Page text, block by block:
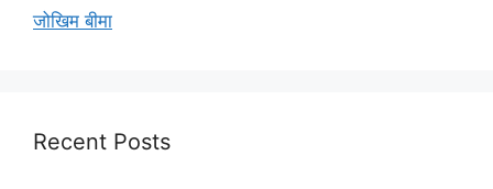
जोखिम बीमा
Recent Posts